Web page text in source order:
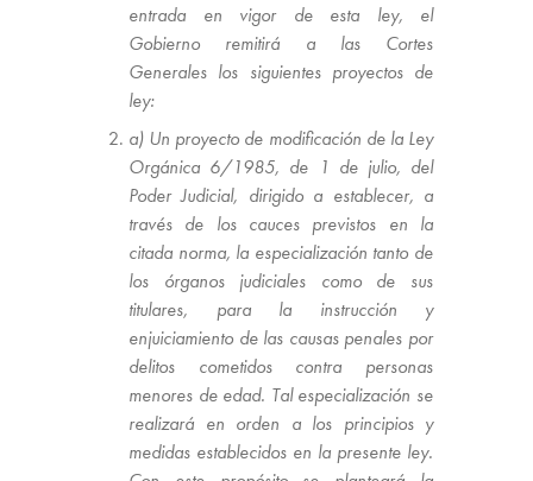
entrada en vigor de esta ley, el
Gobierno remitirá a las Cortes
Generales los siguientes proyectos de
ley:
a) Un proyecto de modificación de la Ley
Orgánica 6/1985, de 1 de julio, del
Poder Judicial, dirigido a establecer, a
través de los cauces previstos en la
citada norma, la especialización tanto de
los órganos judiciales como de sus
titulares, para la instrucción y
enjuiciamiento de las causas penales por
delitos cometidos contra personas
menores de edad. Tal especialización se
realizará en orden a los principios y
medidas establecidos en la presente ley.